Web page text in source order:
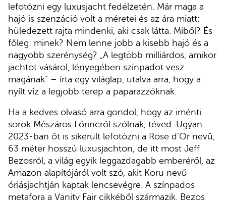
lefotózni egy luxusjacht fedélzetén. Már maga a
hajó is szenzáció volt a méretei és az ára miatt:
hüledezett rajta mindenki, aki csak látta. Miből? És
főleg: minek? Nem lenne jobb a kisebb hajó és a
nagyobb szerénység? „A legtöbb milliárdos, amikor
jachtot vásárol, lényegében színpadot vesz
magának” – írta egy világlap, utalva arra, hogy a
nyílt víz a legjobb terep a paparazzóknak.
Ha a kedves olvasó arra gondol, hogy az iménti
sorok Mészáros Lőrincről szólnak, téved. Ugyan
2023-ban őt is sikerült lefotózni a Rose d’Or nevű,
63 méter hosszú luxusjachton, de itt most Jeff
Bezosról, a világ egyik leggazdagabb emberéről, az
Amazon alapítójáról volt szó, akit Koru nevű
óriásjachtján kaptak lencsevégre. A színpados
metafora a Vanity Fair cikkéből származik. Bezos